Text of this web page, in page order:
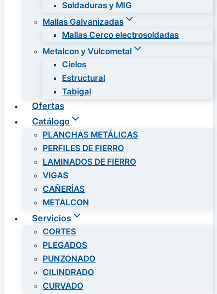
Soldaduras y MIG
Mallas Galvanizadas
Mallas Cerco electrosoldadas
Metalcon y Vulcometal
Cielos
Estructural
Tabigal
Ofertas
Catálogo
PLANCHAS METÁLICAS
PERFILES DE FIERRO
LAMINADOS DE FIERRO
VIGAS
CAÑERÍAS
METALCON
Servicios
CORTES
PLEGADOS
PUNZONADO
CILINDRADO
CURVADO